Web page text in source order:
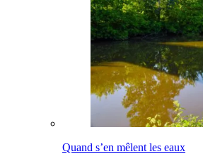
Quand s’en mêlent les eaux